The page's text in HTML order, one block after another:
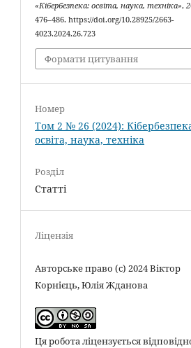
«Кібербезпека: освіта, наука, техніка»,2
476–486. https://doi.org/10.28925/2663-
4023.2024.26.723
Формати цитування
Номер
Том 2 № 26 (2024):
освіта, наука, техніка
Розділ
Статті
Ліцензія
Авторське право (c) 2024 Віктор
Корнієць, Юлія Жданова
Ця робота ліцензується